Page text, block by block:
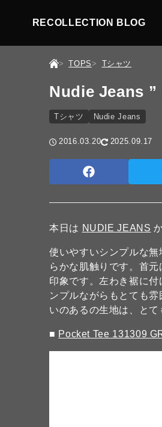
RECOLLECTION BLOG
TOPS Tシャツ
Nudie Jeans ”
Tシャツ Nudie Jeans
2016.03.20 2025.09.17
本日は NUDIE JEANS
使いやすいシンプルな
らかな肌触りです。首
印象です。左わき裾に
ンプルながらもとても
いのあるの生地は、とて
■ Pocket Tee 131309